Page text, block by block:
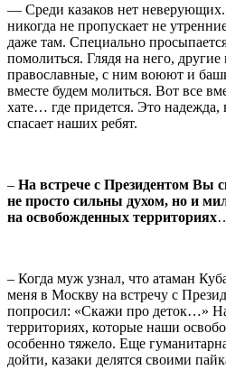
— Среди казаков нет
никогда не пропускает не
даже там. Специально
помолиться. Глядя на него,
православные, с ним воюют и
вместе будем молиться. Вот все
хате… где придется. Это надежда,
спасает наших ребят.
– На встрече с Президентом Вы
не просто сильны духом, но и
на освобожденных территориях
– Когда муж узнал, что атаман
меня в Москву на встречу с
попросил: «Скажи про деток…»
территориях, которые наши
особенно тяжело. Еще
дойти, казаки делятся своими